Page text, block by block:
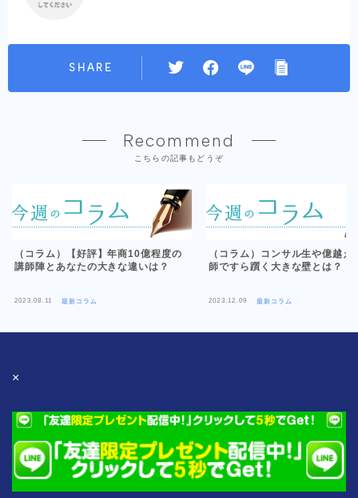
SHARE
Recommend
こちらの記事もどうぞ
（コラム）【好評】年商10億程度の
講師陣とあなたの大きな違いは？
2023.08.11 最新コラム
（コラム）コンサル生や億越え
師ですら躓く大きな壁とは？
2023.12.09 最新コラム
×